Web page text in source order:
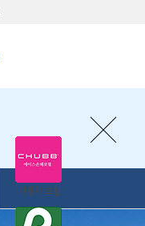
여행자 보험